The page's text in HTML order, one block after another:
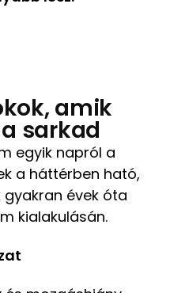
amik
sarkad
egyik napról a
a háttérben ható,
évek óta
kialakulásán.